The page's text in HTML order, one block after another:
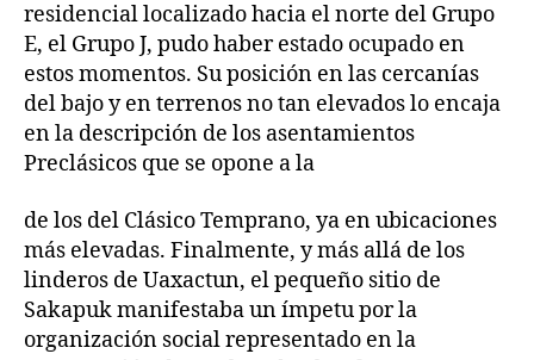
residencial localizado hacia el norte del Grupo
E, el Grupo J, pudo haber estado ocupado en
estos momentos. Su posición en las cercanías
del bajo y en terrenos no tan elevados lo encaja
en la descripción de los asentamientos
Preclásicos que se opone a la
de los del Clásico Temprano, ya en ubicaciones
más elevadas. Finalmente, y más allá de los
linderos de Uaxactun, el pequeño sitio de
Sakapuk manifestaba un ímpetu por la
organización social representado en la